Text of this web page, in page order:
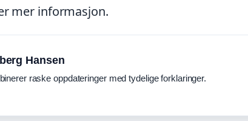
mer informasjon.
Hansen
raske oppdateringer med tydelige forklaringer.